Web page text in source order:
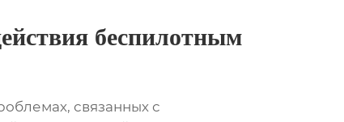
беспилотным
связанных с